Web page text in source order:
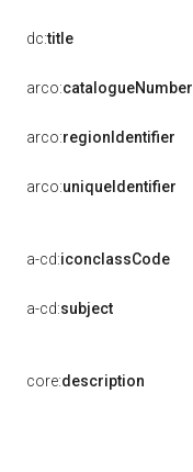
dc:title
arco:catalogueNumber
arco:regionIdentifier
arco:uniqueIdentifier
a-cd:iconclassCode
a-cd:subject
core:description